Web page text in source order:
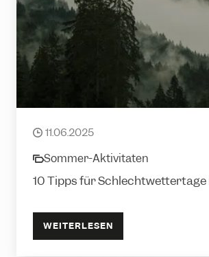
date
11.06.2025
category
Sommer-Aktivitäten
10 Tipps für
WEITERLESEN